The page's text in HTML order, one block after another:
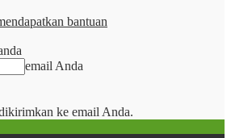
bantuan
email Anda
ke email Anda.